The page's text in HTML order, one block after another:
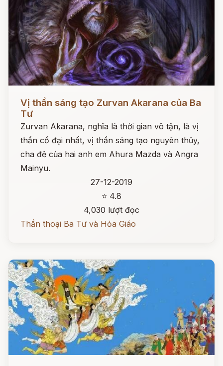
Đọc ngay
Vị thần sáng tạo Zurvan Akarana của Ba
Tư
Zurvan Akarana, nghĩa là thời gian vô tận, là vị
thần cổ đại nhất, vị thần sáng tạo nguyên thủy,
cha đẻ của hai anh em Ahura Mazda và Angra
Mainyu.
27-12-2019
⭐ 4.8
4,030 lượt đọc
Thần thoại Ba Tư và Hỏa Giáo